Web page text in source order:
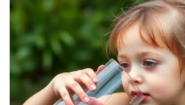
Découvrir Pages
Pages aimées
Your health starts with a glass of
https://tophealthcoach.blog/what-happens-
water-for-2-days/
#DehydrationAwareness #DrinkMoreWater
#HealthTipsDaily #WaterIsLife
#BodyWarningSigns #WellnessFacts
#HealthEducation #PreventDehydration